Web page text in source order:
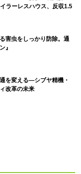
ラーレスハウス、反収1.5
害虫をしっかり防除。通
』
を変える―シブヤ精機・
改革の未来